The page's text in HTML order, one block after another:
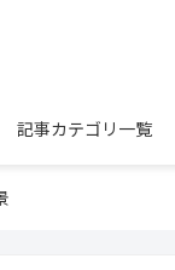
記事カテゴリ一覧